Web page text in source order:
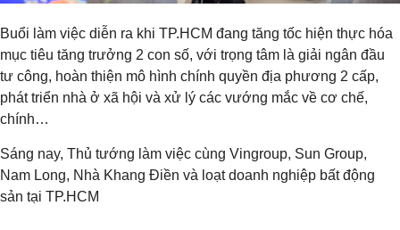
Buổi làm việc diễn ra khi TP.HCM đang tăng tốc hiện thực hóa
mục tiêu tăng trưởng 2 con số, với trọng tâm là giải ngân đầu
tư công, hoàn thiện mô hình chính quyền địa phương 2 cấp,
phát triển nhà ở xã hội và xử lý các vướng mắc về cơ chế,
chính…
Sáng nay, Thủ tướng làm việc cùng Vingroup, Sun Group,
Nam Long, Nhà Khang Điền và loạt doanh nghiệp bất động
sản tại TP.HCM